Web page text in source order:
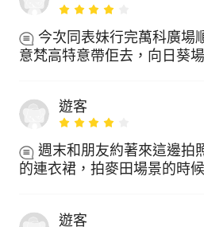
今次同表妹行完萬科廣場
意梵高特意帶佢去，向日葵
遊客
週末和朋友約著來這邊拍
的連衣裙，拍麥田場景的時
遊客